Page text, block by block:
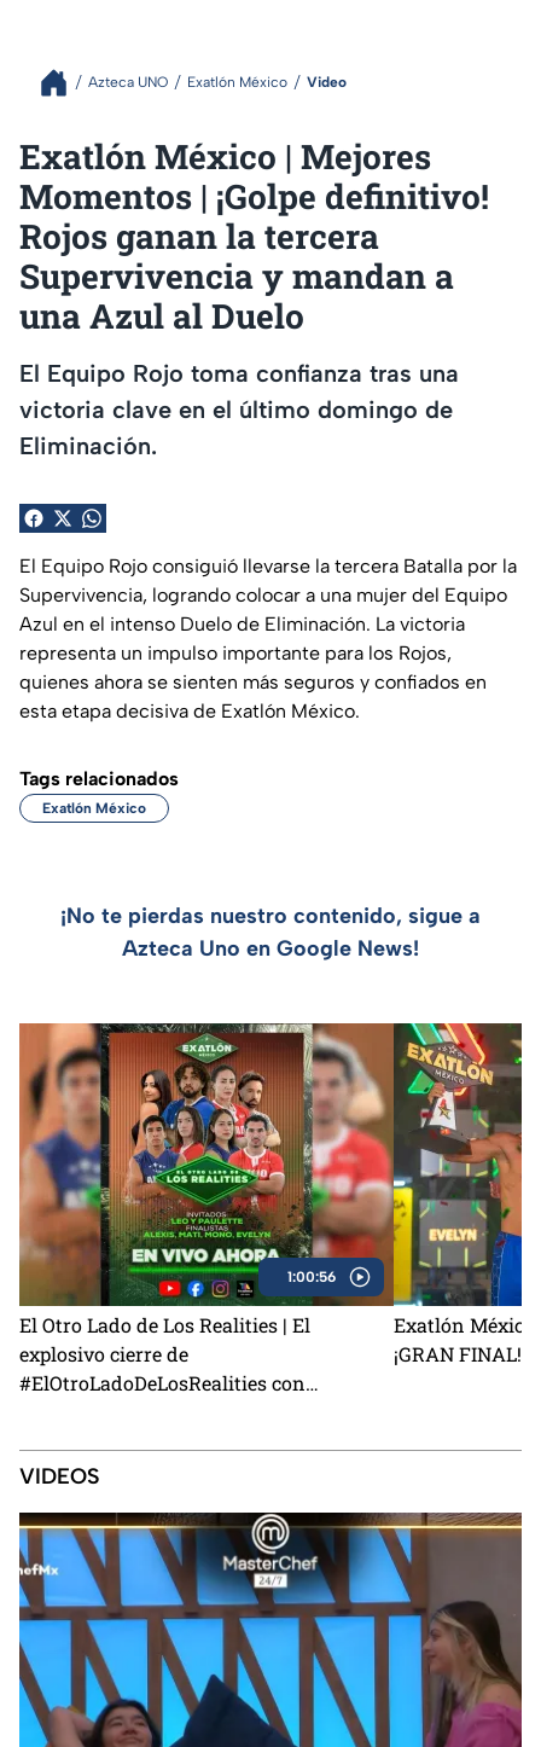
Azteca UNO Exatlón México Video
Exatlón México | Mejores
Momentos | ¡Golpe definitivo!
Rojos ganan la tercera
Supervivencia y mandan a
una Azul al Duelo
El Equipo Rojo toma confianza tras una
victoria clave en el último domingo de
Eliminación.
El Equipo Rojo consiguió llevarse la tercera Batalla por la
Supervivencia, logrando colocar a una mujer del Equipo
Azul en el intenso Duelo de Eliminación. La victoria
representa un impulso importante para los Rojos,
quienes ahora se sienten más seguros y confiados en
esta etapa decisiva de Exatlón México.
Tags relacionados
Exatlón México
¡No te pierdas nuestro contenido, sigue a
Azteca Uno en Google News!
1:00:56
El Otro Lado de Los Realities | El
explosivo cierre de
#ElOtroLadoDeLosRealities con
Exatlón México
¡GRAN FINAL!
VIDEOS